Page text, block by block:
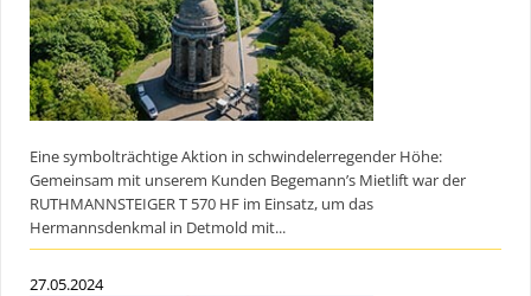
Eine symbolträchtige Aktion in schwindelerregender Höhe:
Gemeinsam mit unserem Kunden Begemann’s Mietlift war der
RUTHMANNSTEIGER T 570 HF im Einsatz, um das
Hermannsdenkmal in Detmold mit...
27.05.2024